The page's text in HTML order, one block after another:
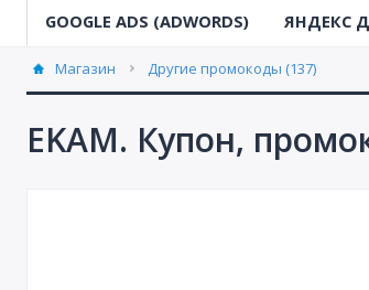
GOOGLE ADS (ADWORDS) ЯНДЕКС
Магазин Другие промокоды (137)
EKAM. Купон,